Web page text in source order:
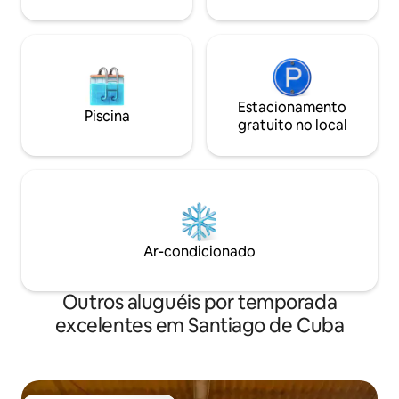
Piscina
Estacionamento
gratuito no local
Ar-condicionado
Outros aluguéis por temporada
excelentes em Santiago de Cuba